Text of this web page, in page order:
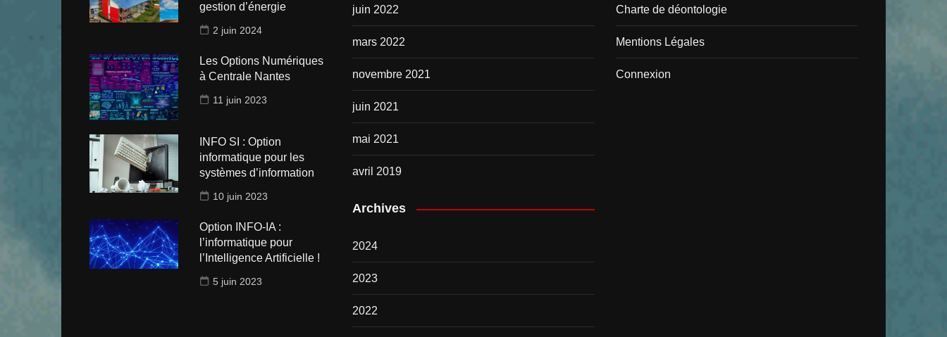
gestion d’énergie
2 juin 2024
Les Options Numériques
à Centrale Nantes
11 juin 2023
INFO SI : Option
informatique pour les
systèmes d’information
10 juin 2023
Option INFO-IA :
l’informatique pour
l’Intelligence Artificielle !
5 juin 2023
juin 2022
mars 2022
novembre 2021
juin 2021
mai 2021
avril 2019
Archives
2024
2023
2022
Charte de déontologie
Mentions Légales
Connexion